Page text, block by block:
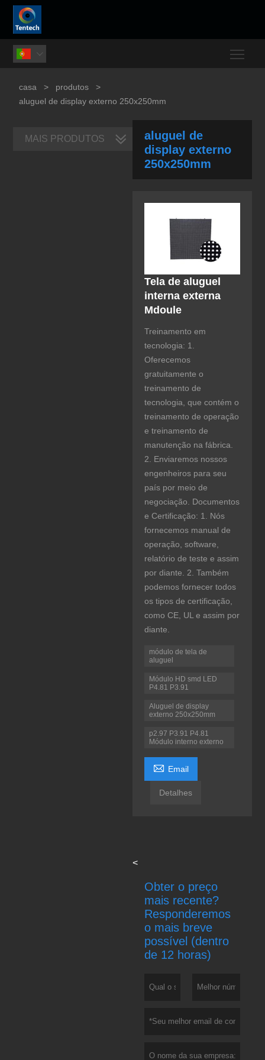

casa > produtos
>
aluguel de display externo 250x250mm
aluguel de
display externo
250x250mm
Tela de aluguel
interna externa
Mdoule
Treinamento em
tecnologia: 1.
Oferecemos
gratuitamente o
treinamento de
tecnologia, que contém o
treinamento de operação
e treinamento de
manutenção na fábrica.
2. Enviaremos nossos
engenheiros para seu
país por meio de
negociação. Documentos
e Certificação: 1. Nós
fornecemos manual de
operação, software,
relatório de teste e assim
por diante. 2. Também
podemos fornecer todos
os tipos de certificação,
como CE, UL e assim por
diante.
módulo de tela de
aluguel
Módulo HD smd LED
P4.81 P3.91
Aluguel de display
externo 250x250mm
p2.97 P3.91 P4.81
Módulo interno externo
 Email
Detalhes
<
Obter o preço
mais recente?
Responderemos
o mais breve
possível (dentro
de 12 horas)
MAIS PRODUTOS